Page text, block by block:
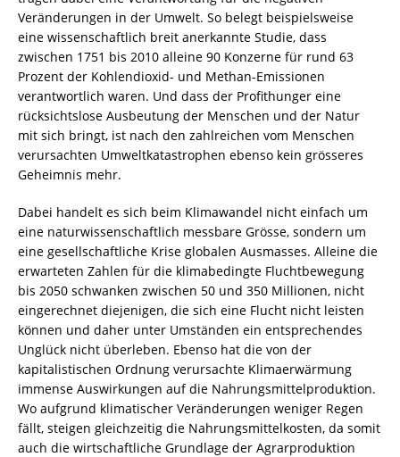
Veränderungen in der Umwelt. So belegt beispielsweise
eine wissenschaftlich breit anerkannte Studie, dass
zwischen 1751 bis 2010 alleine 90 Konzerne für rund 63
Prozent der Kohlendioxid- und Methan-Emissionen
verantwortlich waren. Und dass der Profithunger eine
rücksichtslose Ausbeutung der Menschen und der Natur
mit sich bringt, ist nach den zahlreichen vom Menschen
verursachten Umweltkatastrophen ebenso kein grösseres
Geheimnis mehr.
Dabei handelt es sich beim Klimawandel nicht einfach um
eine naturwissenschaftlich messbare Grösse, sondern um
eine gesellschaftliche Krise globalen Ausmasses. Alleine die
erwarteten Zahlen für die klimabedingte Fluchtbewegung
bis 2050 schwanken zwischen 50 und 350 Millionen, nicht
eingerechnet diejenigen, die sich eine Flucht nicht leisten
können und daher unter Umständen ein entsprechendes
Unglück nicht überleben. Ebenso hat die von der
kapitalistischen Ordnung verursachte Klimaerwärmung
immense Auswirkungen auf die Nahrungsmittelproduktion.
Wo aufgrund klimatischer Veränderungen weniger Regen
fällt, steigen gleichzeitig die Nahrungsmittelkosten, da somit
auch die wirtschaftliche Grundlage der Agrarproduktion